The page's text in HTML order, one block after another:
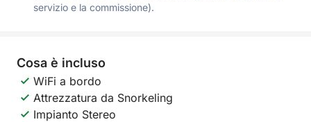
servizio e la commissione).
Cosa è incluso
WiFi a bordo
Attrezzatura da Snorkeling
Impianto Stereo